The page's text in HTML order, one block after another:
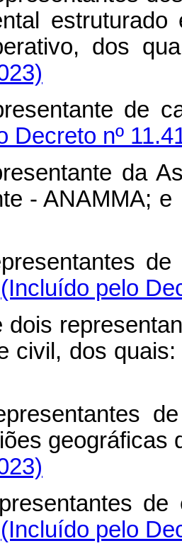
Decreto nº
da
-
de
(Incluído pelo
dois
civil, dos
de
(Incluído pelo